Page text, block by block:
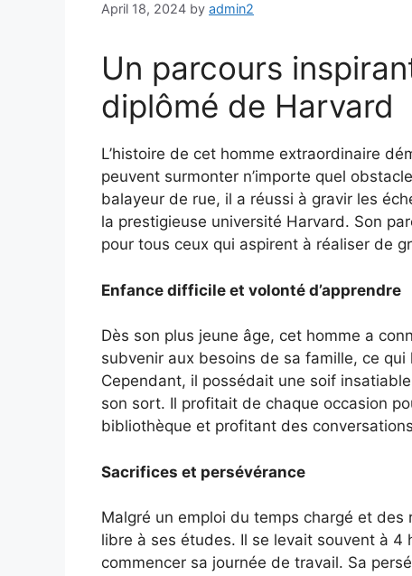
April 18, 2024 by admin2
Un parcours
diplômé de Harvard
L’histoire de cet homme extraordinaire
peuvent surmonter n’importe quel
balayeur de rue, il a réussi à gravir les
la prestigieuse université Harvard. Son
pour tous ceux qui aspirent à réaliser de
Enfance difficile et volonté d’apprendre
Dès son plus jeune âge, cet homme a
subvenir aux besoins de sa famille, ce
Cependant, il possédait une soif
son sort. Il profitait de chaque occasion
bibliothèque et profitant des
Sacrifices et persévérance
Malgré un emploi du temps chargé et
libre à ses études. Il se levait souvent à
commencer sa journée de travail. Sa